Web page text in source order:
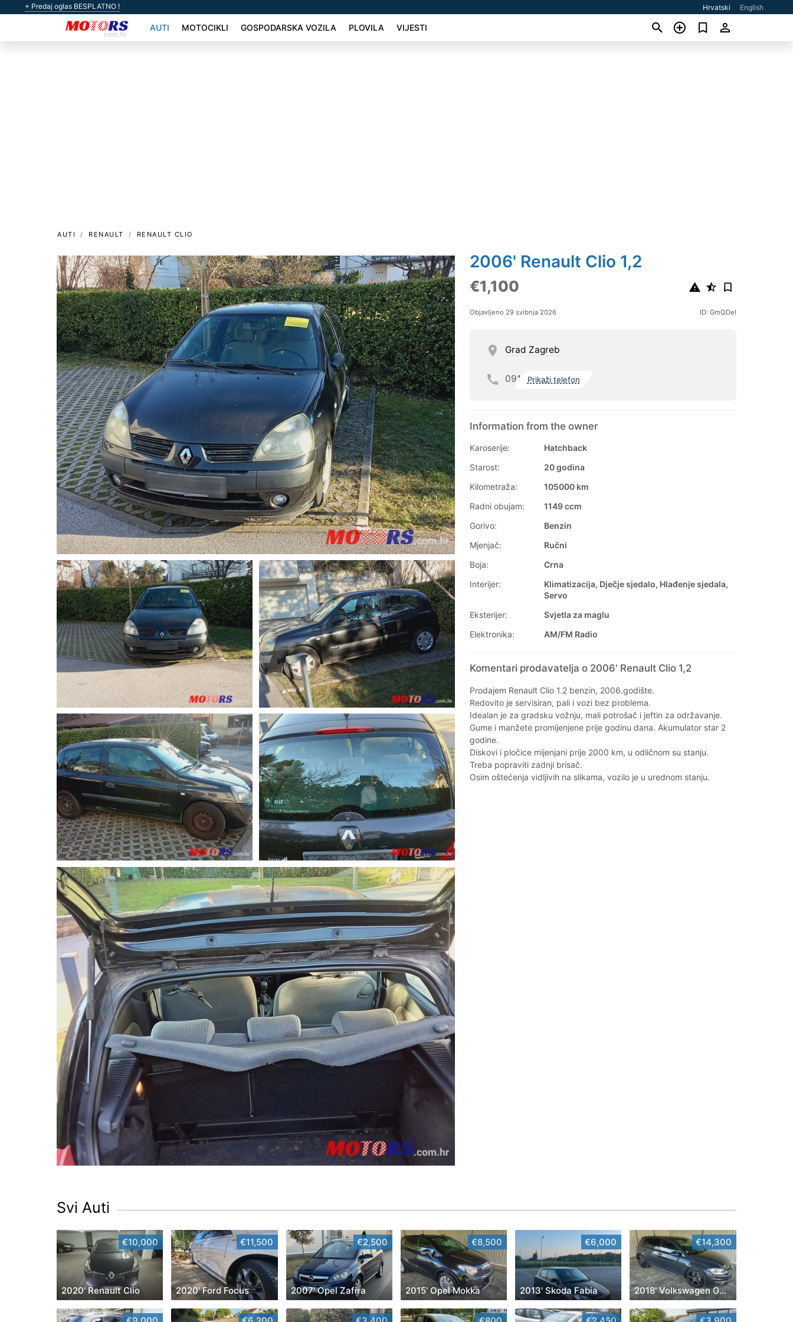
+ Predaj oglas BESPLATNO ! Hrvatski English
AUTI MOTOCIKLI GOSPODARSKA VOZILA PLOVILA VIJESTI
AUTI RENAULT RENAULT CLIO
2006' Renault Clio 1,2
€1,100
Objavljeno 29 svibnja 2026 ID: GmQDeI
Grad Zagreb
091 Prikaži telefon
Information from the owner
Karoserije:
Hatchback
Starost:
20 godina
Kilometraža:
105000 km
Radni obujam:
1149 ccm
Gorivo:
Benzin
Mjenjač:
Ručni
Boja:
Crna
Interijer:
Klimatizacija, Dječje sjedalo, Hlađenje sjedala,
Servo
Eksterijer:
Svjetla za maglu
Elektronika:
AM/FM Radio
Komentari prodavatelja o 2006' Renault Clio 1,2
Prodajem Renault Clio 1.2 benzin, 2006.godište.
Redovito je servisiran, pali i vozi bez problema.
Idealan je za gradsku vožnju, mali potrošač i jeftin za održavanje.
Gume i manžete promijenjene prije godinu dana. Akumulator star 2
godine.
Diskovi i pločice mijenjani prije 2000 km, u odličnom su stanju.
Treba popraviti zadnji brisač.
Osim oštećenja vidljivih na slikama, vozilo je u urednom stanju.
Svi Auti
€10,000
2020' Renault Clio
€11,500
2020' Ford Focus
€2,500
2007' Opel Zafira
€8,500
2015' Opel Mokka
€6,000
2013' Skoda Fabia
€14,300
2018' Volkswagen Golf VII